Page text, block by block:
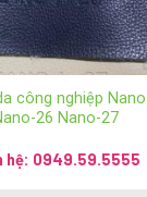
liên hệ theo
công nghiệp
26 Nano-27
hệ: 0949.59.5555